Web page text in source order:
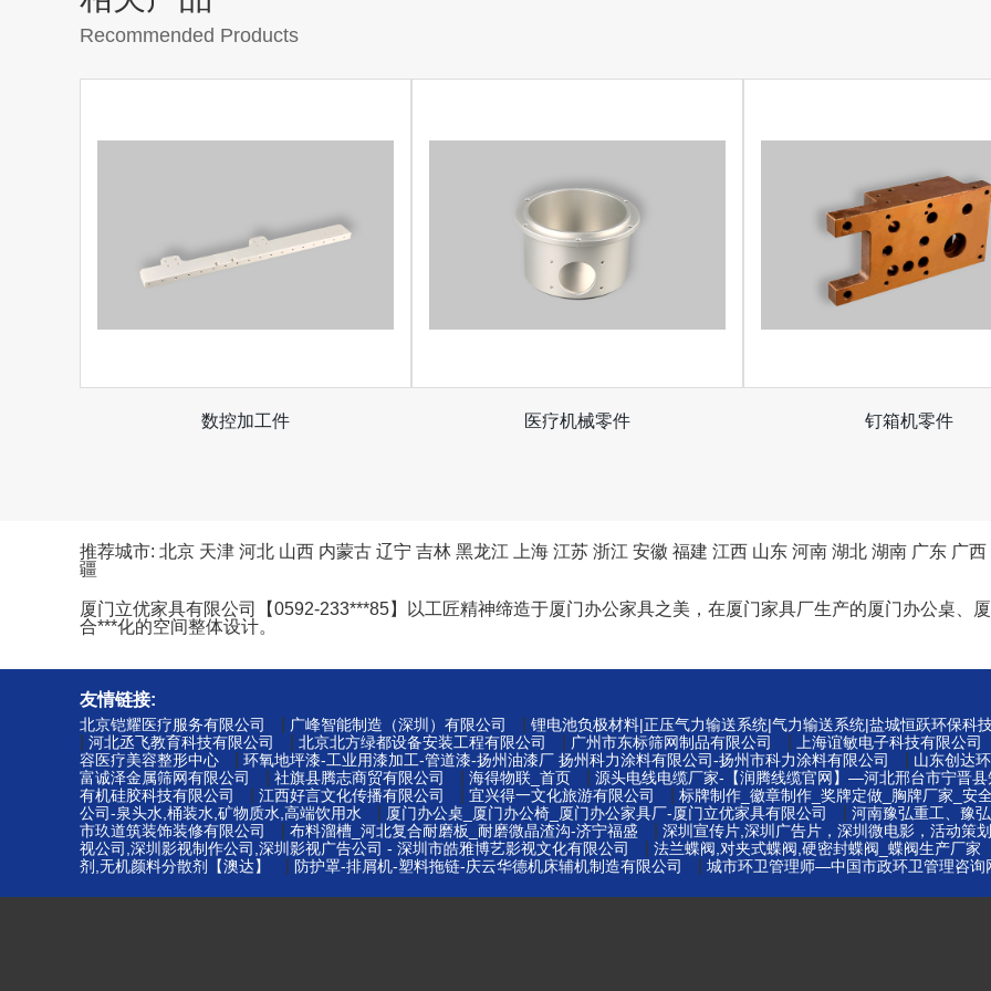
Recommended Products
数控加工件 医疗机械零件 钉箱机零件
推荐城市: 北京 天津 河北 山西 内蒙古 辽宁 吉林 黑龙江 上海 江苏 浙江 安徽 福建 江西 山东 河南 湖北 湖南 广东 广西
疆
厦门立优家具有限公司【0592-233***85】以工匠精神缔造于厦门办公家具之美，在厦门家具厂生产的厦门办公桌、
合***化的空间整体设计。
友情链接:
北京铠耀医疗服务有限公司 广峰智能制造（深圳）有限公司 锂电池负极材料|正压气力输送系统|气力输送系统|盐城恒跃环保科
河北丞飞教育科技有限公司 北京北方绿都设备安装工程有限公司 广州市东标筛网制品有限公司
上海谊敏电子科技有限公司
容医疗美容整形中心
环氧地坪漆-工业用漆加工-管道漆-扬州油漆厂 扬州科力涂料有限公司-扬州市科力涂料有限公司
山东创达
富诚泽金属筛网有限公司
社旗县腾志商贸有限公司 海得物联_首页
源头电线电缆厂家-【润腾线缆官网】—河北邢台市宁晋
有机硅胶科技有限公司
江西好言文化传播有限公司 宜兴得一文化旅游有限公司
标牌制作_徽章制作_奖牌定做_胸牌厂家_安
公司-泉头水,桶装水,矿物质水,高端饮用水
厦门办公桌_厦门办公椅_厦门办公家具厂-厦门立优家具有限公司
河南豫弘重工、豫
市玖道筑装饰装修有限公司
布料溜槽_河北复合耐磨板_耐磨微晶渣沟-济宁福盛
深圳宣传片,深圳广告片，深圳微电影，活动策
视公司,深圳影视制作公司,深圳影视广告公司 - 深圳市皓雅博艺影视文化有限公司
法兰蝶阀,对夹式蝶阀,硬密封蝶阀_蝶阀生产厂家
剂,无机颜料分散剂【澳达】
防护罩-排屑机-塑料拖链-庆云华德机床辅机制造有限公司 城市环卫管理师—中国市政环卫管理咨